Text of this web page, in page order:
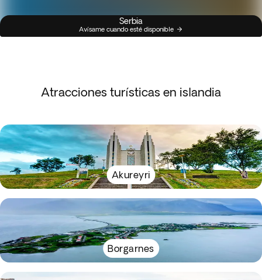
Serbia
Avísame cuando esté disponible
Atracciones turísticas en islandia
Akureyri
Borgarnes